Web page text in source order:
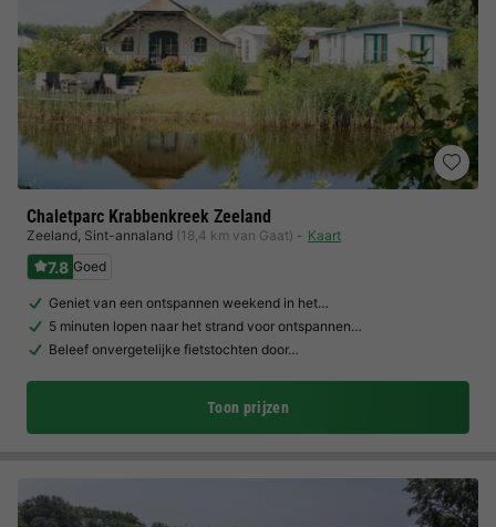
Chaletparc Krabbenkreek Zeeland
Zeeland, Sint-annaland (18,4 km van Gaat) Kaart
7.8 Goed
Geniet van een ontspannen weekend in het…
5 minuten lopen naar het strand voor ontspannen…
Beleef onvergetelijke fietstochten door…
Toon prijzen